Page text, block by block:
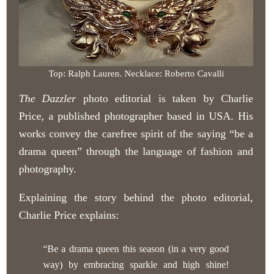
Top: Ralph Lauren. Necklace: Roberto Cavalli
The Dazzler photo editorial is taken by Charlie
Price, a published photographer based in USA. His
works convey the carefree spirit of the saying “be a
drama queen” through the language of fashion and
photography.
Explaining the story behind the photo editorial,
Charlie Price explains:
“Be a drama queen this season (in a very good
way) by embracing sparkle and high shine!